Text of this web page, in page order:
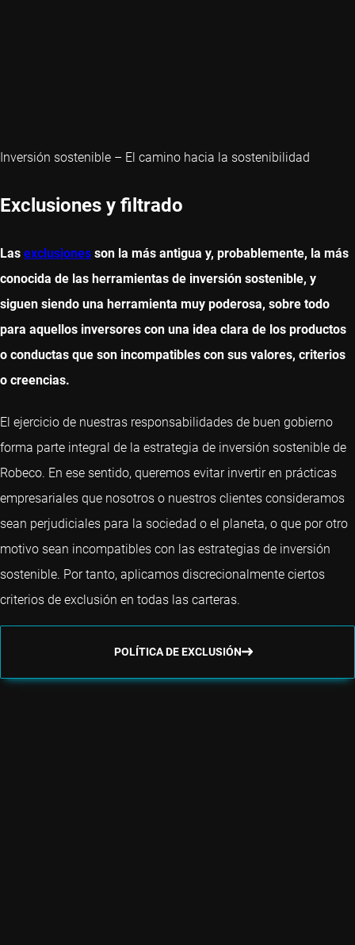
Inversión sostenible – El camino hacia la sostenibilidad
Exclusiones y filtrado
Las exclusiones son la más antigua y, probablemente, la más
conocida de las herramientas de inversión sostenible, y
siguen siendo una herramienta muy poderosa, sobre todo
para aquellos inversores con una idea clara de los productos
o conductas que son incompatibles con sus valores, criterios
o creencias.
El ejercicio de nuestras responsabilidades de buen gobierno
forma parte integral de la estrategia de inversión sostenible de
Robeco. En ese sentido, queremos evitar invertir en prácticas
empresariales que nosotros o nuestros clientes consideramos
sean perjudiciales para la sociedad o el planeta, o que por otro
motivo sean incompatibles con las estrategias de inversión
sostenible. Por tanto, aplicamos discrecionalmente ciertos
criterios de exclusión en todas las carteras.
POLÍTICA DE EXCLUSIÓN